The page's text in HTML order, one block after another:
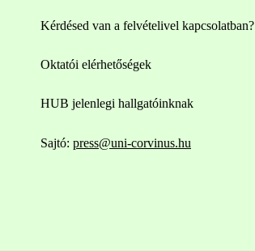
Kérdésed van a felvételivel kapcsolatban?
Oktatói elérhetőségek
HUB jelenlegi hallgatóinknak
Sajtó: press@uni-corvinus.hu